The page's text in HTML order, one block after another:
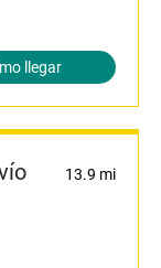
llegar
13.9 mi